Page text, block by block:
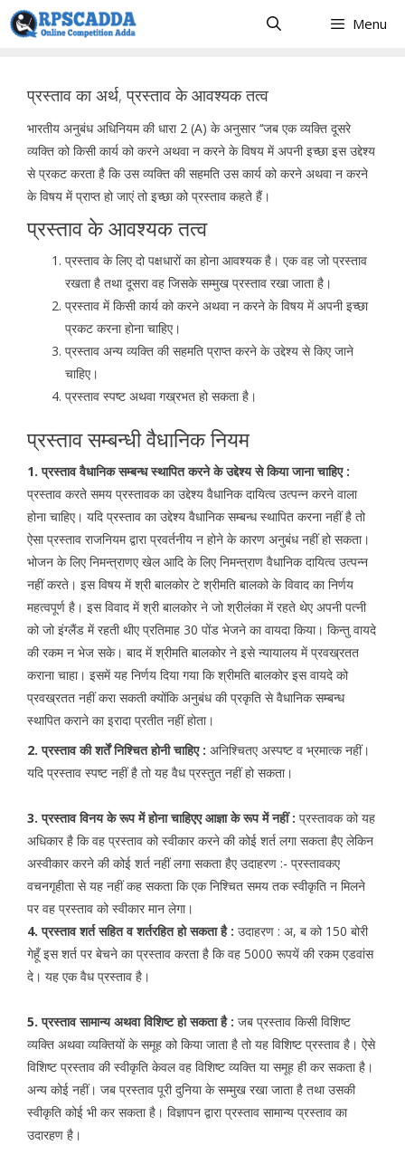
Skip
to
Menu
प्रस्ताव का अर्थ, प्रस्ताव के आवश्यक तत्व
भारतीय अनुबंध अधिनियम की धारा 2 (A) के अनुसार ‘‘जब एक व्यक्ति दूसरे
व्यक्ति को किसी कार्य को करने अथवा न करने के विषय में अपनी इच्छा इस उद्देश्य
से प्रकट करता है कि उस व्यक्ति की सहमति उस कार्य को करने अथवा न करने
के विषय में प्राप्त हो जाएं तो इच्छा को प्रस्ताव कहते हैं।
प्रस्ताव के आवश्यक तत्व
प्रस्ताव के लिए दो पक्षधारों का होना आवश्यक है। एक वह जो प्रस्ताव
रखता है तथा दूसरा वह जिसके सम्मुख प्रस्ताव रखा जाता है।
प्रस्ताव में किसी कार्य को करने अथवा न करने के विषय में अपनी इच्छा
प्रकट करना होना चाहिए।
प्रस्ताव अन्य व्यक्ति की सहमति प्राप्त करने के उद्देश्य से किए जाने
चाहिए।
प्रस्ताव स्पष्ट अथवा गख्रभत हो सकता है।
प्रस्ताव सम्बन्धी वैधानिक नियम
1. प्रस्ताव वैधानिक सम्बन्ध स्थापित करने के उद्देश्य से किया जाना चाहिए :
प्रस्ताव करते समय प्रस्तावक का उद्देश्य वैधानिक दायित्व उत्पन्न करने वाला
होना चाहिए। यदि प्रस्ताव का उद्देश्य वैधानिक सम्बन्ध स्थापित करना नहीं है तो
ऐसा प्रस्ताव राजनियम द्वारा प्रवर्तनीय न होने के कारण अनुबंध नहीं हो सकता।
भोजन के लिए निमन्त्राणए खेल आदि के लिए निमन्त्राण वैधानिक दायित्व उत्पन्न
नहीं करते। इस विषय में श्री बालकोर टे श्रीमति बालको के विवाद का निर्णय
महत्वपूर्ण है। इस विवाद में श्री बालकोर ने जो श्रीलंका में रहते थेए अपनी पत्नी
को जो इंग्लैंड में रहती थीए प्रतिमाह 30 पोंड भेजने का वायदा किया। किन्तु वायदे
की रकम न भेज सके। बाद में श्रीमति बालकोर ने इसे न्यायालय में प्रवख्रतत
कराना चाहा। इसमें यह निर्णय दिया गया कि श्रीमति बालकोर इस वायदे को
प्रवख्रतत नहीं करा सकती क्योंकि अनुबंध की प्रकृति से वैधानिक सम्बन्ध
स्थापित कराने का इरादा प्रतीत नहीं होता।
2. प्रस्ताव की शर्तें निश्चित होनी चाहिए : अनिश्चितए अस्पष्ट व भ्रमात्क नहीं।
यदि प्रस्ताव स्पष्ट नहीं है तो यह वैध प्रस्तुत नहीं हो सकता।
3. प्रस्ताव विनय के रूप में होना चाहिएए आज्ञा के रूप में नहीं : प्रस्तावक को यह
अधिकार है कि वह प्रस्ताव को स्वीकार करने की कोई शर्त लगा सकता हैए लेकिन
अस्वीकार करने की कोई शर्त नहीं लगा सकता हैए उदाहरण :- प्रस्तावकए
वचनगृहीता से यह नहीं कह सकता कि एक निश्चित समय तक स्वीकृति न मिलने
पर वह प्रस्ताव को स्वीकार मान लेगा।
4. प्रस्ताव शर्त सहित व शर्तरहित हो सकता है : उदाहरण : अ, ब को 150 बोरी
गेहूँ इस शर्त पर बेचने का प्रस्ताव करता है कि वह 5000 रूपयें की रकम एडवांस
दे। यह एक वैध प्रस्ताव है।
5. प्रस्ताव सामान्य अथवा विशिष्ट हो सकता है : जब प्रस्ताव किसी विशिष्ट
व्यक्ति अथवा व्यक्तियों के समूह को किया जाता है तो यह विशिष्ट प्रस्ताव है। ऐसे
विशिष्ट प्रस्ताव की स्वीकृति केवल वह विशिष्ट व्यक्ति या समूह ही कर सकता है।
अन्य कोई नहीं। जब प्रस्ताव पूरी दुनिया के सम्मुख रखा जाता है तथा उसकी
स्वीकृति कोई भी कर सकता है। विज्ञापन द्वारा प्रस्ताव सामान्य प्रस्ताव का
उदारहण है।